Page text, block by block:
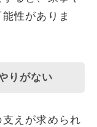
性がありま
りがない
えが求められ